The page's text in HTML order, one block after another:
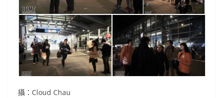
攝：Cloud Chau